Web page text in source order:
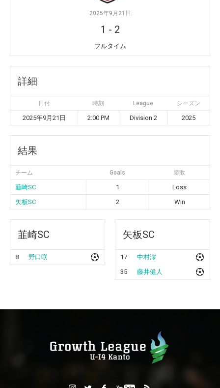
2025年9月21日
1 - 2
フルタイム
詳細
日付 時刻 League シーズン
2025年9月21日 2:00 PM Division 2 2025
結果
チーム Goals 勝敗
韮崎SC 1
Loss
矢板SC
2 Win
韮崎SC
8 野口咲
矢板SC
17
中村澪
35
藤井健人